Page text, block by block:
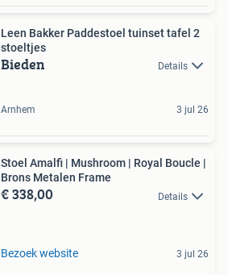
Leen Bakker Paddestoel tuinset tafel 2
stoeltjes
Bieden Details
Arnhem 3 jul 26
Stoel Amalfi | Mushroom | Royal Boucle |
Brons Metalen Frame
€ 338,00 Details
Bezoek website 3 jul 26